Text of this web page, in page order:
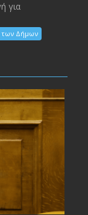
για
των Δήμων